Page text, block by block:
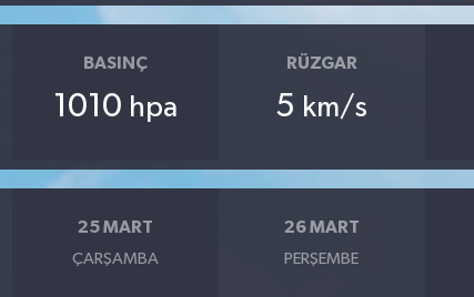
BASINÇ
1010 hpa
RÜZGAR
5 km/s
25 MART
ÇARŞAMBA
26 MART
PERŞEMBE